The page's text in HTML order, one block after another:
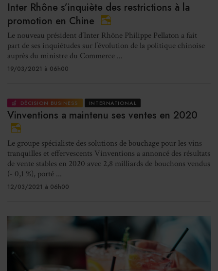
Inter Rhône s’inquiète des restrictions à la
promotion en Chine
Le nouveau président d’Inter Rhône Philippe Pellaton a fait
part de ses inquiétudes sur l’évolution de la politique chinoise
auprès du ministre du Commerce ...
19/03/2021 à 06h00
DÉCISION BUSINESS INTERNATIONAL
Vinventions a maintenu ses ventes en 2020
Le groupe spécialiste des solutions de bouchage pour les vins
tranquilles et effervescents Vinventions a annoncé des résultats
de vente stables en 2020 avec 2,8 milliards de bouchons vendus
(- 0,1 %), porté ...
12/03/2021 à 06h00